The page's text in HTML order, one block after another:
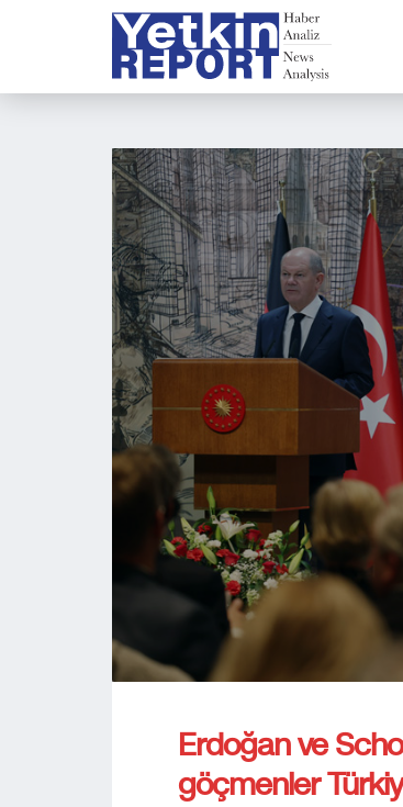
Erdoğan ve
göçmenler